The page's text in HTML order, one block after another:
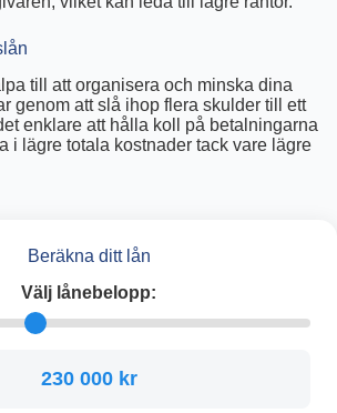
till att organisera och minska dina
genom att slå ihop flera skulder till ett
enklare att hålla koll på betalningarna
i lägre totala kostnader tack vare lägre
Beräkna ditt lån
Välj lånebelopp:
230 000 kr